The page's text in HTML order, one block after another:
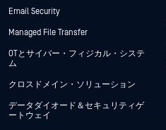
Email Security
Managed File Transfer
OTとサイバー・フィジカル・システ
ム
クロスドメイン・ソリューション
データダイオード＆セキュリティゲ
ートウェイ